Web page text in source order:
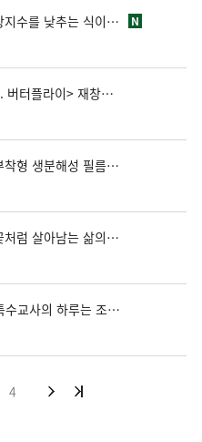
2026-1 도전학기제 우수사례: 혈당지수를 낮추는 식이섬유 분말 ‘화이버글로’ 개발 및 제과·제빵 사업화 테스트 N
2025-2 도전학기제 우수사례: <엠. 버터플라이> 재창조: 미디어 아트 기반 실험 공연을 통한 연극에서의 정체성 수행 탐구
2025-2 도전학기제 우수사례: 탈부착형 생분해성 필름에 관한 연구 - 배달 용기의 환경적 재고
2025-2 도전학기제 우수사례: 불꽃처럼 살아남는 삶의 말들 – 신당야학 수필집 프로젝트
2025-2 도전학기제 우수사례: 『특수교사의 하루는 조금 특별합니다』- 특수교사 인식개선 동화책 및 전자책 제작 프로젝트
4